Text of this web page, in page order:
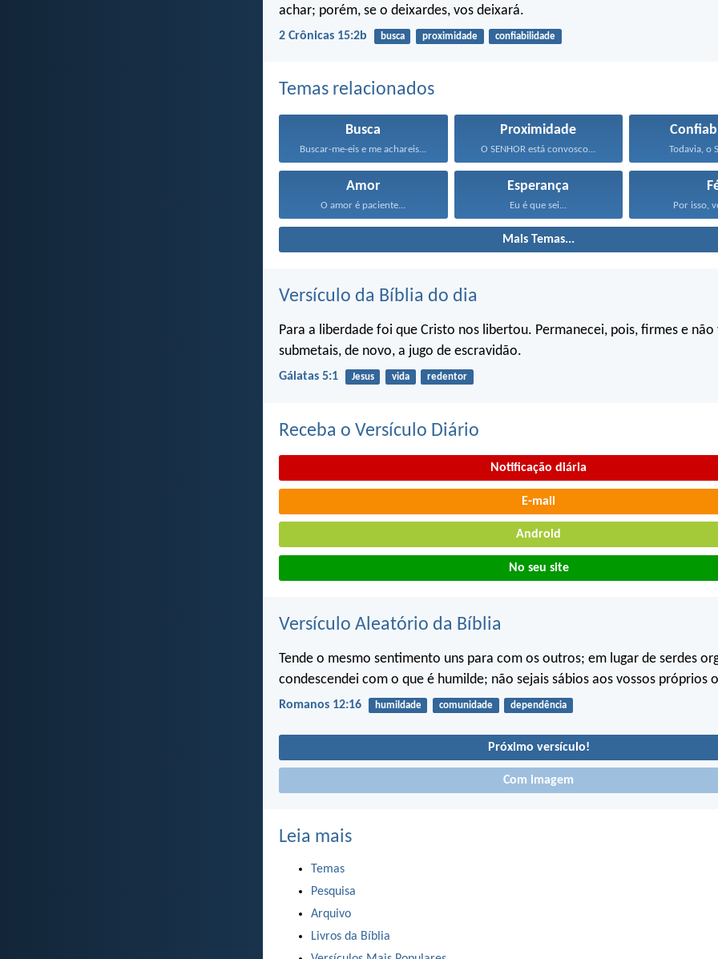
achar; porém, se o deixardes, vos deixará.
2 Crônicas 15:2b busca proximidade confiabilidade
Temas relacionados
Busca
Buscar-me-eis e me achareis...
Proximidade
O SENHOR está convosco... Todavia, o
Amor
O amor é paciente...
Esperança
Eu é que sei... Por isso,
Mais Temas...
Versículo da Bíblia do dia
Para a liberdade foi que Cristo nos libertou. Permanecei, pois, firmes e não
submetais, de novo, a jugo de escravidão.
Gálatas 5:1 Jesus vida redentor
Receba o Versículo Diário
Notificação diária
E-mail
Android
No seu site
Versículo Aleatório da Bíblia
Tende o mesmo sentimento uns para com os outros; em lugar de serdes
condescendei com o que é humilde; não sejais sábios aos vossos próprios
Romanos 12:16 humildade comunidade dependência
Próximo versículo!
Com imagem
Leia mais
Temas
Pesquisa
Arquivo
Livros da Bíblia